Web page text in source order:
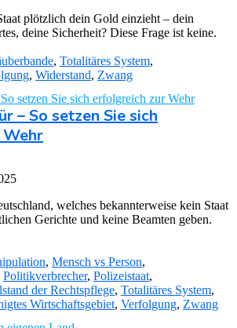
plötzlich dein Gold einzieht – dein
deine Sicherheit? Diese Frage ist keine.
, Totalitäres System,
, Widerstand, Zwang
– So setzen Sie sich
welches bekannterweise kein Staat
Gerichte und keine Beamten geben.
, Mensch vs Person,
Politikverbrecher, Polizeistaat,
der Rechtspflege, Totalitäres System,
Wirtschaftsgebiet, Verfolgung, Zwang